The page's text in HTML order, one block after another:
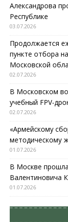
Александрова
Республике
03.07.2026
Продолжается
пункте отбора
Московской
02.07.2026
В Московском
учебный FPV-
02.07.2026
«Армейскому
методическому
01.07.2026
В Москве
Валентиновича
01.07.2026